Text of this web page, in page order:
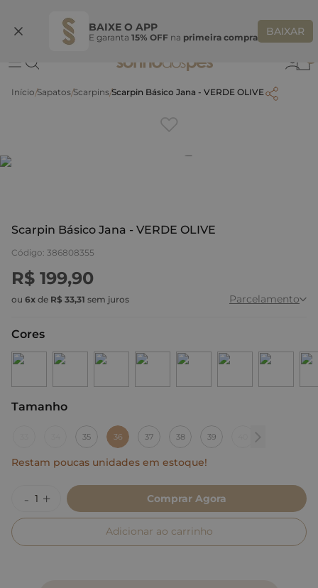
BAIXE O APP
E garanta 15% OFF na primeira compra BAIXAR
Ganhe 10% OFF na coleção utilizando o código do seu vendedor*
Sapatos Scarpins Scarpin Básico Jana - VERDE OLIVE
Scarpin Básico Jana - VERDE OLIVE
Código: 386808355
R$ 199,90
ou 6x de R$ 33,31 sem juros Parcelamento
Cores
Tamanho
35 36 37 38 39
Restam poucas unidades em estoque!
Comprar Agora
Adicionar ao carrinho